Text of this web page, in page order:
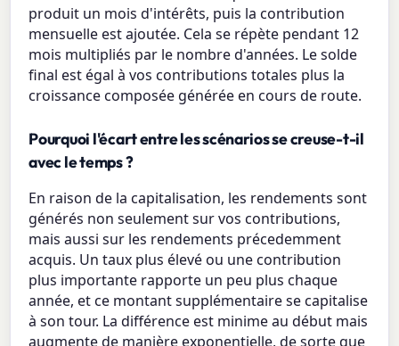
produit un mois d'intérêts, puis la contribution
mensuelle est ajoutée. Cela se répète pendant 12
mois multipliés par le nombre d'années. Le solde
final est égal à vos contributions totales plus la
croissance composée générée en cours de route.
Pourquoi l'écart entre les scénarios se creuse-t-il
avec le temps ?
En raison de la capitalisation, les rendements sont
générés non seulement sur vos contributions,
mais aussi sur les rendements précedemment
acquis. Un taux plus élevé ou une contribution
plus importante rapporte un peu plus chaque
année, et ce montant supplémentaire se capitalise
à son tour. La différence est minime au début mais
augmente de manière exponentielle, de sorte que